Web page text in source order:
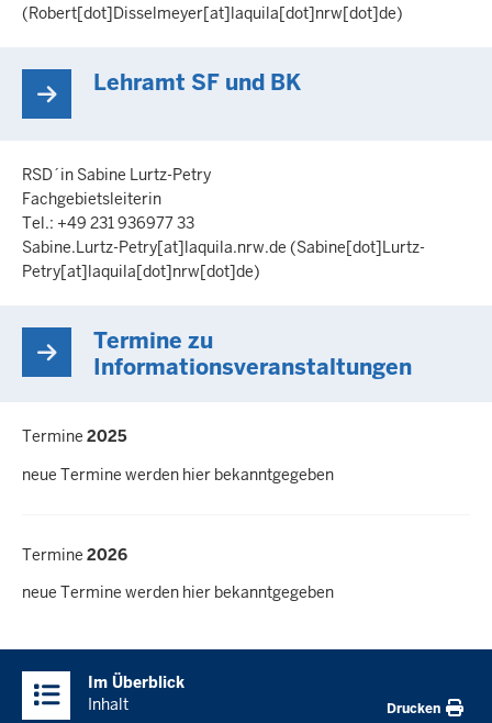
(Robert[dot]Disselmeyer[at]laquila[dot]nrw[dot]de)
Lehramt SF und BK
RSD´in Sabine Lurtz-Petry
Fachgebietsleiterin
Tel.: +49 231 936977 33
Sabine.Lurtz-Petry[at]laquila.nrw.de (Sabine[dot]Lurtz-
Petry[at]laquila[dot]nrw[dot]de)
Termine zu
Informationsveranstaltungen
Termine 2025
neue Termine werden hier bekanntgegeben
Termine 2026
neue Termine werden hier bekanntgegeben
Im Überblick
Inhalt
Drucken